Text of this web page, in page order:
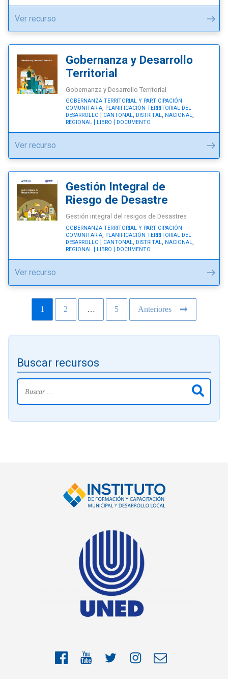
Ver recurso
y
Desarrollo
de
Gobernanza y Desarrollo
Territorial
Gobernanza y Desarrollo Territorial
GOBERNANZA TERRITORIAL Y PARTICIPACIÓN
COMUNITARIA, PLANIFICACIÓN TERRITORIAL DEL
DESARROLLO
CANTONAL, DISTRITAL, NACIONAL,
REGIONAL LIBRO DOCUMENTO
Ver recurso
y
Desarrollo
Territorial"
Gestión Integral de
Riesgo de Desastre
Gestión integral del resigos de Desastres
GOBERNANZA TERRITORIAL Y PARTICIPACIÓN
COMUNITARIA PLANIFICACIÓN TERRITORIAL DEL
DESARROLLO
CANTONAL DISTRITAL NACIONAL
REGIONAL LIBRO DOCUMENTO
Ver recurso
Integral
de
Riesgo
Desastre"
Paginación
entradas
Página
1
Página
2 …
Página
5 Anteriores
Buscar recursos
FacebookYouTubeTwitterInstragram
Correo
electrónico